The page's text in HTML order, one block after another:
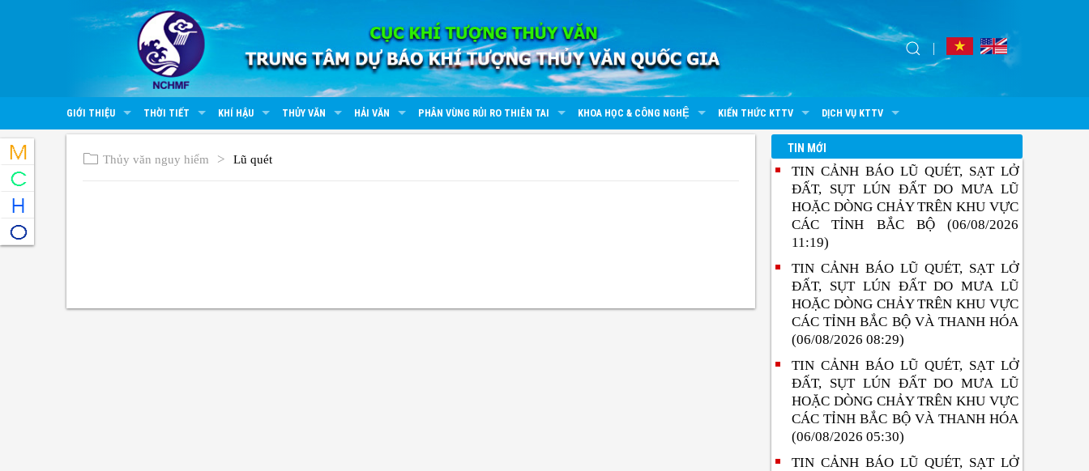
GIỚI THIỆU THỜI TIẾT KHÍ HẬU THỦY VĂN HẢI VĂN PHÂN VÙNG RỦI RO THIÊN TAI KHOA HỌC & CÔNG NGHỆ KIẾN THỨC KTTV DỊCH VỤ KTTV
Thủy văn nguy hiểm Lũ quét
TIN MỚI
TIN CẢNH BÁO LŨ QUÉT, SẠT LỞ
ĐẤT, SỤT LÚN ĐẤT DO MƯA LŨ
HOẶC DÒNG CHẢY TRÊN KHU VỰC
CÁC TỈNH BẮC BỘ (06/08/2026
11:19)
TIN CẢNH BÁO LŨ QUÉT, SẠT LỞ
ĐẤT, SỤT LÚN ĐẤT DO MƯA LŨ
HOẶC DÒNG CHẢY TRÊN KHU VỰC
CÁC TỈNH BẮC BỘ VÀ THANH HÓA
(06/08/2026 08:29)
TIN CẢNH BÁO LŨ QUÉT, SẠT LỞ
ĐẤT, SỤT LÚN ĐẤT DO MƯA LŨ
HOẶC DÒNG CHẢY TRÊN KHU VỰC
CÁC TỈNH BẮC BỘ VÀ THANH HÓA
(06/08/2026 05:30)
TIN CẢNH BÁO LŨ QUÉT, SẠT LỞ